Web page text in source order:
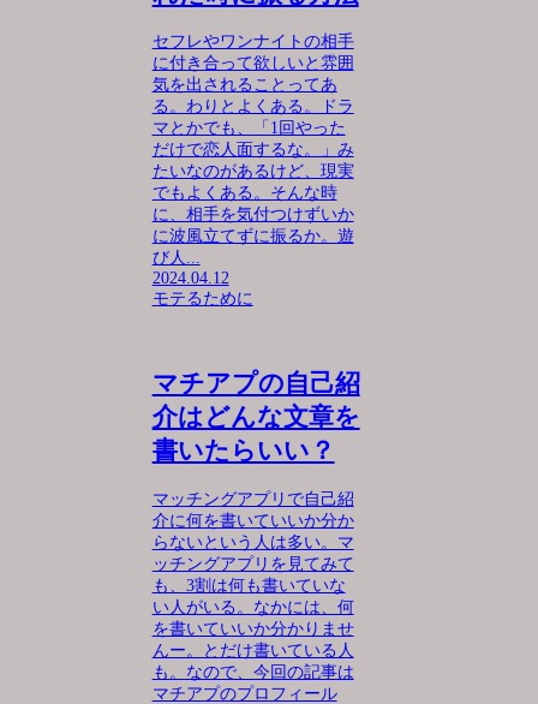
セフレやワンナイトの相手
に付き合って欲しいと雰囲
気を出されることってあ
る。わりとよくある。ドラ
マとかでも、「1回やった
だけで恋人面するな。」み
たいなのがあるけど、現実
でもよくある。そんな時
に、相手を気付つけずいか
に波風立てずに振るか。遊
び人...
2024.04.12
モテるために
マチアプの自己紹
介はどんな文章を
書いたらいい？
マッチングアプリで自己紹
介に何を書いていいか分か
らないという人は多い。マ
ッチングアプリを見てみて
も、3割は何も書いていな
い人がいる。なかには、何
を書いていいか分かりませ
んー。とだけ書いている人
も。なので、今回の記事は
マチアプのプロフィール